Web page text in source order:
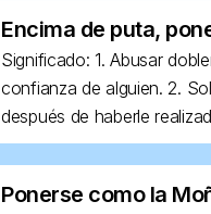
Encima de puta,
Significado: 1. Abusar
confianza de alguien. 2.
después de haberle
Ponerse como la